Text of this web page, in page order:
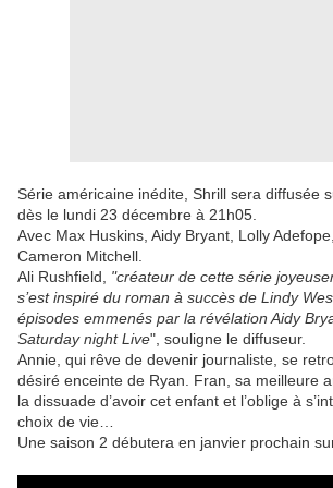
Série américaine inédite, Shrill sera diffusée
dès le lundi 23 décembre à 21h05.
Avec Max Huskins, Aidy Bryant, Lolly
Cameron Mitchell.
Ali Rushfield, "créateur de cette série
s’est inspiré du roman à succès de Lindy
épisodes emmenés par la révélation Aidy
Saturday night Live", souligne le diffuseur.
Annie, qui rêve de devenir journaliste, se
désiré enceinte de Ryan. Fran, sa meilleure
la dissuade d’avoir cet enfant et l’oblige à
choix de vie…
Une saison 2 débutera en janvier prochain